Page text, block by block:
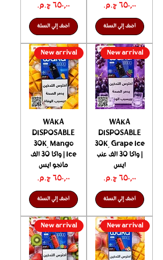
السعر
أضف إلي السلة
السعر
أضف إلي السلة
New arrival
WAKA
DISPOSABLE
30K ٍ Grape Ice
| واكا 30 الف عنب
ايس
السعر
أضف إلي السلة
New arrival
WAKA
DISPOSABLE
30K ٍ Mango
Ice | واكا 30 الف
مانجو ايس
السعر
أضف إلي السلة
New arrival
New arrival